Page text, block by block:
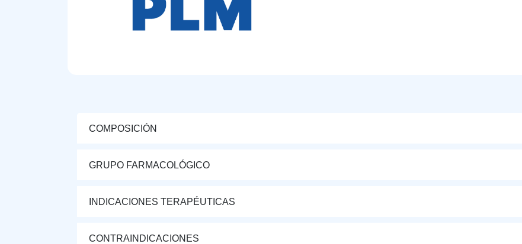
COMPOSICIÓN
GRUPO FARMACOLÓGICO
INDICACIONES TERAPÉUTICAS
CONTRAINDICACIONES